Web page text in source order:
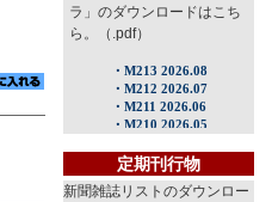
ラ」のダウンロードはこち
ら。（.pdf）
定期刊行物
新聞雑誌リストのダウンロー